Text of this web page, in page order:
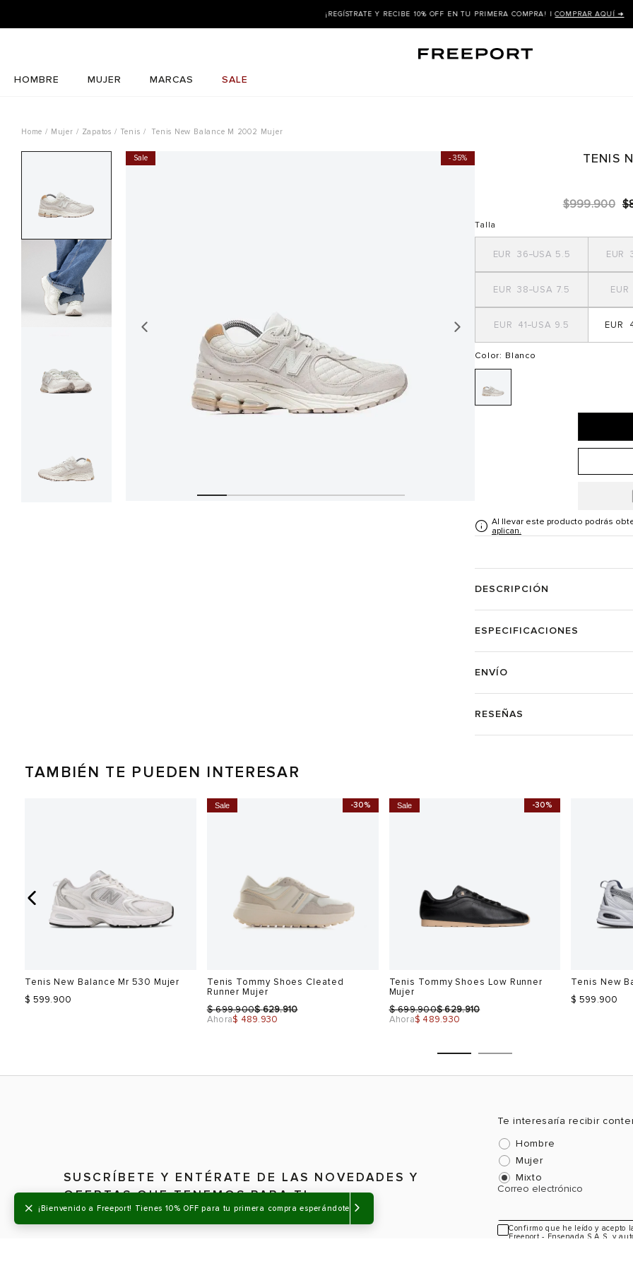
LLEVA +10% OFF EN EL SEGUNDO PAR DE MENOR VALOR |COMPRAR AQUÍ ➜
HOMBRE MUJER MARCAS SALE
× ¡Bienvenido a Freeport! Tienes 10% OFF para tu primera compra esperándote
Mujer Zapatos Tenis Tenis New Balance M 2002 Mujer
35%
Sale TENIS
$999.900 $
Talla
5.5
36
7.5
38
9.5
41
Color: Blanco
Al llevar este producto podrás
aplican.
DESCRIPCIÓN
ESPECIFICACIONES
ENVÍO
RESEÑAS
TAMBIÉN TE PUEDEN INTERESAR
Tenis New Balance Mr 530 Mujer
$ 599.900
Selecciona una talla
EUR
USA
37 6
-30%
Sale
Tenis Tommy Shoes Cleated
Runner Mujer
$699.900$629.910
Ahora$ 489.930
Selecciona una talla
EUR
USA
36 6
-30%
Sale
Tenis Tommy Shoes Low Runner
Mujer
$699.900$629.910
Ahora$ 489.930
Selecciona una talla
USA
6.5
Tenis New
$ 599.900
37
SUSCRÍBETE Y ENTÉRATE DE LAS NOVEDADES Y
OFERTAS QUE TENEMOS PARA TI
Te interesaría recibir
Hombre
Mujer
Mixto
Correo electrónico
Confirmo que he leído y acepto
Freeport - Ensenada S.A.S, y